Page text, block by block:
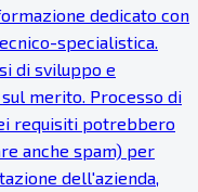
dedicato con
specialistica.
di sviluppo e
merito. Processo di
requisiti potrebbero
anche spam) per
dell'azienda,